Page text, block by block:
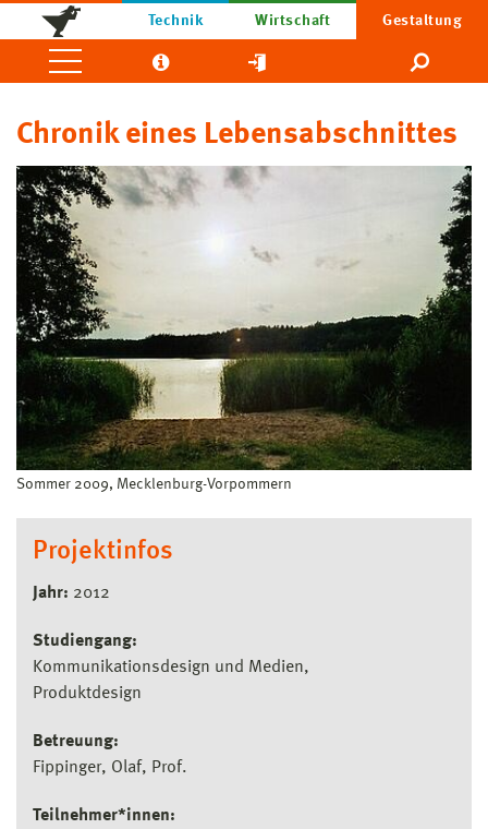
Technik Wirtschaft Gestaltung
Chronik eines Lebensabschnittes
Sommer 2009, Mecklenburg-Vorpommern
Projektinfos
Jahr: 2012
Studiengang:
Kommunikationsdesign und Medien
Produktdesign
Betreuung:
Fippinger, Olaf, Prof.
Teilnehmer*innen: